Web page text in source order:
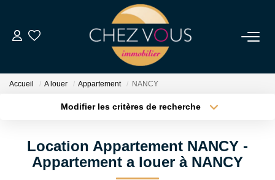
NOS BIENS
Location
ESTIMER
Accueil A louer Appartement NANCY
Modifier les critères de recherche
Sélectionnez...
Type de bien
Surface min
Location Appartement NANCY -
Appartement a louer à NANCY